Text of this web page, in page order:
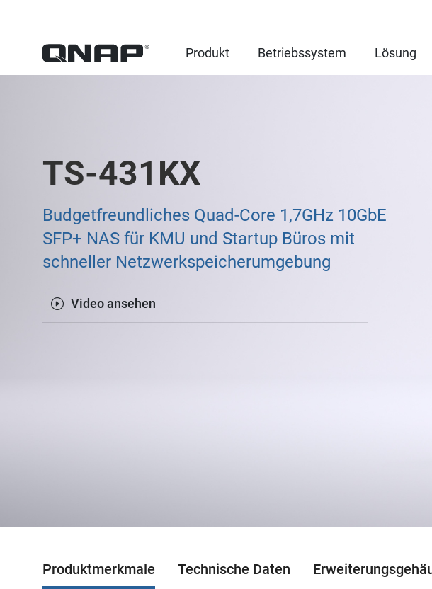
Produkt Betriebssystem Lösung
TS-431KX
Budgetfreundliches Quad-Core 1,7GHz 10GbE
SFP+ NAS für KMU und Startup Büros mit
schneller Netzwerkspeicherumgebung
Video ansehen
Produktmerkmale Technische Daten